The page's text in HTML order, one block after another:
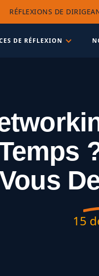
RÉFLEXIONS DE
DE RÉFLEXION
15